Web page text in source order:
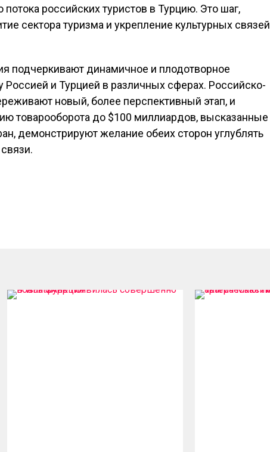
российских туристов в Турцию. Это шаг,
сектора туризма и укрепление культурных связей
подчеркивают динамичное и плодотворное
и Турцией в различных сферах. Российско-
новый, более перспективный этап, и
товарооборота до $100 миллиардов, высказанные
демонстрируют желание обеих сторон углублять